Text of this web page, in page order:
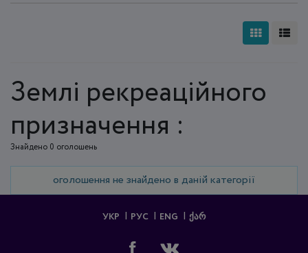
Землі рекреаційного
призначення :
Знайдено 0 оголошень
оголошення не знайдено в даній категорії
УКР РУС ENG ᲥᲐᲠ